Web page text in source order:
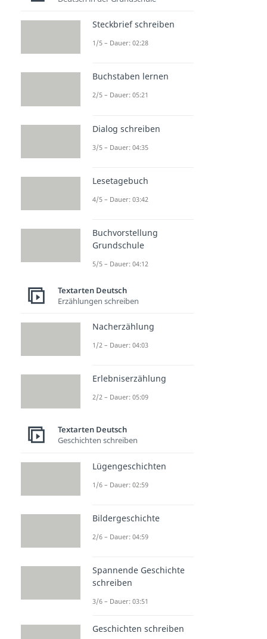
Steckbrief schreiben
1/5 – Dauer: 02:28
Buchstaben lernen
2/5 – Dauer: 05:21
Dialog schreiben
3/5 – Dauer: 04:35
Lesetagebuch
4/5 – Dauer: 03:42
Buchvorstellung
Grundschule
5/5 – Dauer: 04:12
Textarten Deutsch
Erzählungen schreiben
Nacherzählung
1/2 – Dauer: 04:03
Erlebniserzählung
2/2 – Dauer: 05:09
Textarten Deutsch
Geschichten schreiben
Lügengeschichten
1/6 – Dauer: 02:59
Bildergeschichte
2/6 – Dauer: 04:59
Spannende Geschichte
schreiben
3/6 – Dauer: 03:51
Geschichten schreiben